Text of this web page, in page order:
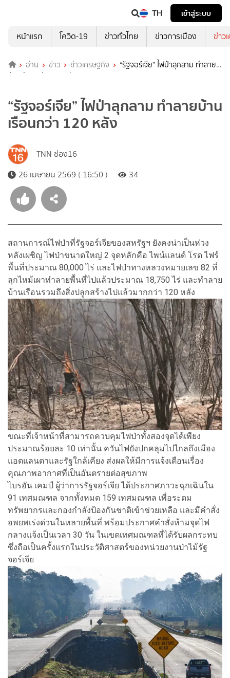
TH
เข้าสู่ระบบ
หน้าแรก
โควิด-19 ข่าวทั่วไทย ข่าวการเมือง ข่าว
อ่าน ข่าว ข่าวเศรษฐกิจ
“รัฐจอร์เจีย” ไฟป่าลุกลาม ทำลาย
บ้านเรือนกว่า 120 หลัง
“รัฐจอร์เจีย” ไฟป่าลุกลาม ทำลายบ้าน
เรือนกว่า 120 หลัง
TNN ช่อง16
26 เมษายน 2569 ( 16:50 )
34
สถานการณ์ไฟป่าที่รัฐจอร์เจียของสหรัฐฯ ยังคงน่าเป็นห่วง
หลังเผชิญ ไฟป่าขนาดใหญ่ 2 จุดหลักคือ ไพน์แลนด์ โรด ไฟร์
พื้นที่ประมาณ 80,000 ไร่ และไฟป่าทางหลวงหมายเลข 82 ที่
ลุกไหม้เผาทำลายพื้นที่ไปแล้วประมาณ 18,750 ไร่ และทำลาย
บ้านเรือนรวมถึงสิ่งปลูกสร้างไปแล้วมากกว่า 120 หลัง
ขณะที่เจ้าหน้าที่สามารถควบคุมไฟป่าทั้งสองจุดได้เพียง
ประมาณร้อยละ 10 เท่านั้น ควันไฟยังปกคลุมไปไกลถึงเมือง
แอตแลนตาและรัฐใกล้เคียง ส่งผลให้มีการแจ้งเตือนเรื่อง
คุณภาพอากาศที่เป็นอันตรายต่อสุขภาพ
ไบรอัน เคมป์ ผู้ว่าการรัฐจอร์เจีย ได้ประกาศภาวะฉุกเฉินใน
91 เทศมณฑล จากทั้งหมด 159 เทศมณฑล เพื่อระดม
ทรัพยากรและกองกำลังป้องกันชาติเข้าช่วยเหลือ และมีคำสั่ง
อพยพเร่งด่วนในหลายพื้นที่ พร้อมประกาศคำสั่งห้ามจุดไฟ
กลางแจ้งเป็นเวลา 30 วัน ในเขตเทศมณฑลที่ได้รับผลกระทบ
ซึ่งถือเป็นครั้งแรกในประวัติศาสตร์ของหน่วยงานป่าไม้รัฐ
จอร์เจีย